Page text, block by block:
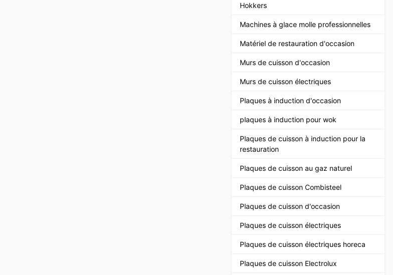
Hokkers
Machines à glace molle professionnelles
Matériel de restauration d'occasion
Murs de cuisson d'occasion
Murs de cuisson électriques
Plaques à induction d'occasion
plaques à induction pour wok
Plaques de cuisson à induction pour la
restauration
Plaques de cuisson au gaz naturel
Plaques de cuisson Combisteel
Plaques de cuisson d'occasion
Plaques de cuisson électriques
Plaques de cuisson électriques horeca
Plaques de cuisson Electrolux